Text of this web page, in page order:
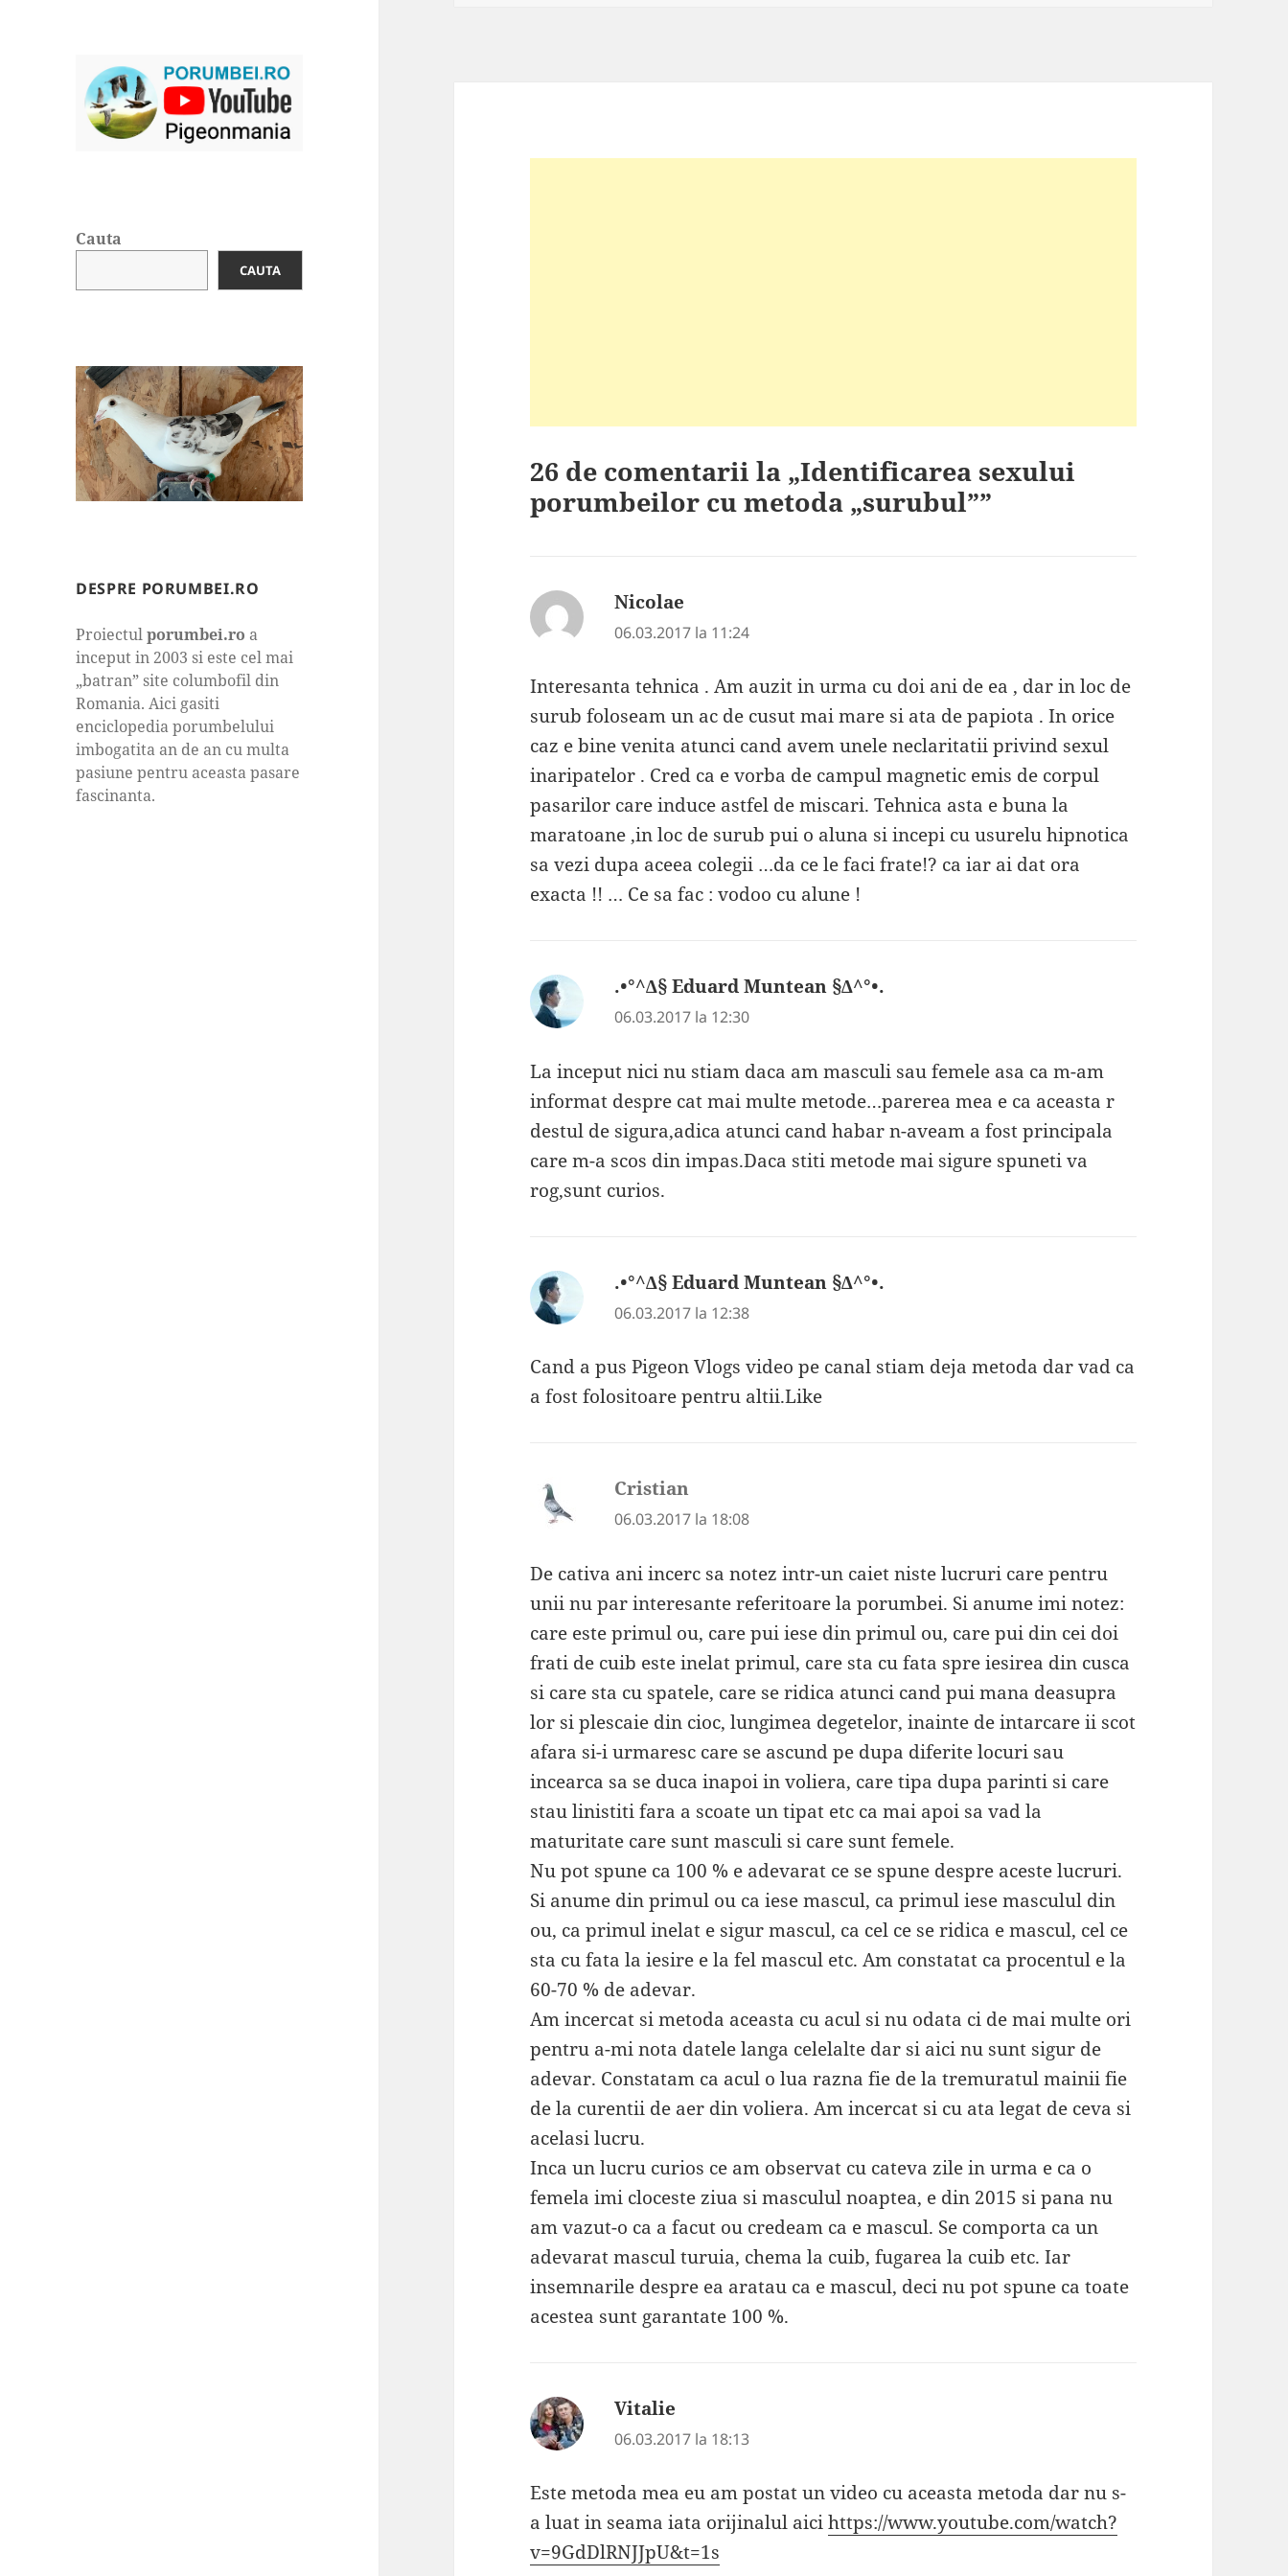
Cauta
CAUTA
DESPRE PORUMBEI.RO
Proiectulporumbei.ro a
inceput in 2003 si este cel mai
„batran” site columbofil din
Romania. Aici gasiti
enciclopedia porumbelului
imbogatita an de an cu multa
pasiune pentru aceasta pasare
fascinanta.
26 de comentarii la „Identificarea sexului
porumbeilor cu metoda „surubul””
Nicolae
06.03.2017 la 11:24
Interesanta tehnica . Am auzit in urma cu doi ani de ea , dar in loc de
surub foloseam un ac de cusut mai mare si ata de papiota . In orice
caz e bine venita atunci cand avem unele neclaritatii privind sexul
inaripatelor . Cred ca e vorba de campul magnetic emis de corpul
pasarilor care induce astfel de miscari. Tehnica asta e buna la
maratoane ,in loc de surub pui o aluna si incepi cu usurelu hipnotica
sa vezi dupa aceea colegii …da ce le faci frate!? ca iar ai dat ora
exacta !! … Ce sa fac : vodoo cu alune !
.•°^∆§ Eduard Muntean §∆^°•.
06.03.2017 la 12:30
La inceput nici nu stiam daca am masculi sau femele asa ca m-am
informat despre cat mai multe metode…parerea mea e ca aceasta r
destul de sigura,adica atunci cand habar n-aveam a fost principala
care m-a scos din impas.Daca stiti metode mai sigure spuneti va
rog,sunt curios.
.•°^∆§ Eduard Muntean §∆^°•.
06.03.2017 la 12:38
Cand a pus Pigeon Vlogs video pe canal stiam deja metoda dar vad ca
a fost folositoare pentru altii.Like
Cristian
06.03.2017 la 18:08
De cativa ani incerc sa notez intr-un caiet niste lucruri care pentru
unii nu par interesante referitoare la porumbei. Si anume imi notez:
care este primul ou, care pui iese din primul ou, care pui din cei doi
frati de cuib este inelat primul, care sta cu fata spre iesirea din cusca
si care sta cu spatele, care se ridica atunci cand pui mana deasupra
lor si plescaie din cioc, lungimea degetelor, inainte de intarcare ii scot
afara si-i urmaresc care se ascund pe dupa diferite locuri sau
incearca sa se duca inapoi in voliera, care tipa dupa parinti si care
stau linistiti fara a scoate un tipat etc ca mai apoi sa vad la
maturitate care sunt masculi si care sunt femele.
Nu pot spune ca 100 % e adevarat ce se spune despre aceste lucruri.
Si anume din primul ou ca iese mascul, ca primul iese masculul din
ou, ca primul inelat e sigur mascul, ca cel ce se ridica e mascul, cel ce
sta cu fata la iesire e la fel mascul etc. Am constatat ca procentul e la
60-70 % de adevar.
Am incercat si metoda aceasta cu acul si nu odata ci de mai multe ori
pentru a-mi nota datele langa celelalte dar si aici nu sunt sigur de
adevar. Constatam ca acul o lua razna fie de la tremuratul mainii fie
de la curentii de aer din voliera. Am incercat si cu ata legat de ceva si
acelasi lucru.
Inca un lucru curios ce am observat cu cateva zile in urma e ca o
femela imi cloceste ziua si masculul noaptea, e din 2015 si pana nu
am vazut-o ca a facut ou credeam ca e mascul. Se comporta ca un
adevarat mascul turuia, chema la cuib, fugarea la cuib etc. Iar
insemnarile despre ea aratau ca e mascul, deci nu pot spune ca toate
acestea sunt garantate 100 %.
Vitalie
06.03.2017 la 18:13
Este metoda mea eu am postat un video cu aceasta metoda dar nu s-
a luat in seama iata orijinalul aicihttps://www.youtube.com/watch?
v=9GdDlRNJJpU&t=1s